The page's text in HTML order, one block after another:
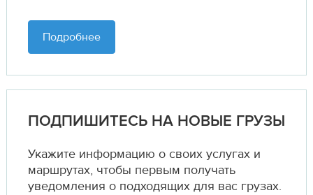
Подробнее
ПОДПИШИТЕСЬ НА НОВЫЕ ГРУЗЫ
Укажите информацию о своих услугах и
маршрутах, чтобы первым получать
уведомления о подходящих для вас грузах.